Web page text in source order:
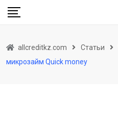
Skip
allcreditkz.com Статьи
микрозайм Quick money